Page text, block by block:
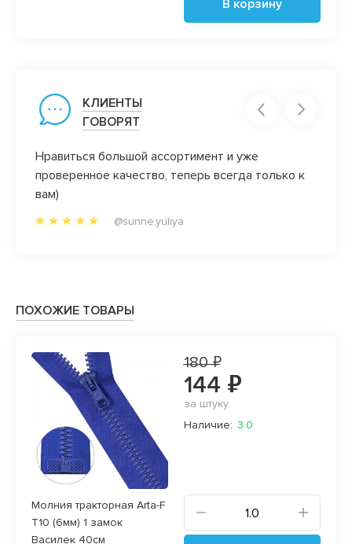
В корзину
КЛИЕНТЫ
ГОВОРЯТ
Нравиться большой ассортимент и уже
проверенное качество, теперь всегда только к
вам)
@sunne.yuliya
ПОХОЖИЕ ТОВАРЫ
Молния тракторная Arta-F
T10 (6мм) 1 замок
Василек 40см
180 ₽
144 ₽
за штуку
Наличие: 3.0